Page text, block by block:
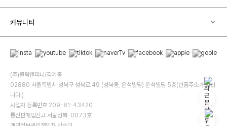
커뮤니티
(주)클릭앤퍼니/김예중
02880 서울특별시 성북구 성북로 49 (성북동, 운석빌딩) 운석빌딩 5층(반품주소가 아닙
니다.)
사업자 등록번호 209-81-43420
통신판매업신고 서울성북-0073호